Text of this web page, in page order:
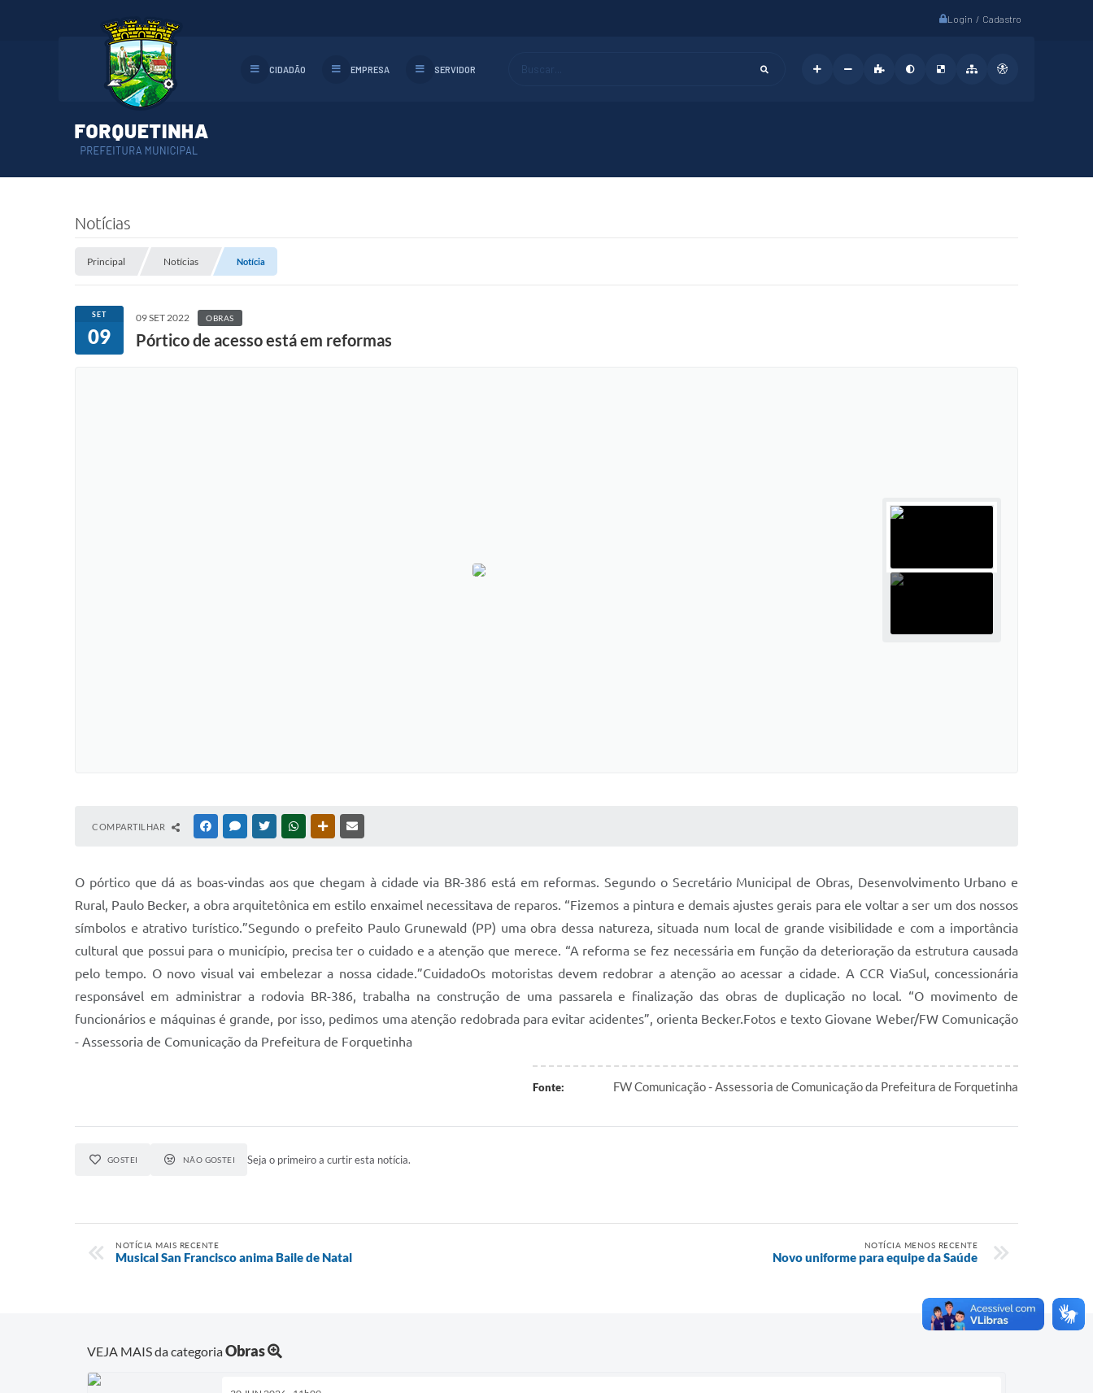
Login / Cadastro
Buscar...
CIDADÃO EMPRESA SERVIDOR
Notícias
Principal Notícias Notícia
SET
09
09 SET 2022 OBRAS
Pórtico de acesso está em reformas
COMPARTILHAR FACEBOOKMESSENGER
TWITTERWHATSAPPOUTRAS MÍDIAS
O pórtico que dá as boas-vindas aos que chegam à cidade via BR-386 está em reformas. Segundo o Secretário Municipal de Obras, Desenvolvimento Urbano e
Rural, Paulo Becker, a obra arquitetônica em estilo enxaimel necessitava de reparos. “Fizemos a pintura e demais ajustes gerais para ele voltar a ser um dos nossos
símbolos e atrativo turístico.”Segundo o prefeito Paulo Grunewald (PP) uma obra dessa natureza, situada num local de grande visibilidade e com a importância
cultural que possui para o município, precisa ter o cuidado e a atenção que merece. “A reforma se fez necessária em função da deterioração da estrutura causada
pelo tempo. O novo visual vai embelezar a nossa cidade.”CuidadoOs motoristas devem redobrar a atenção ao acessar a cidade. A CCR ViaSul, concessionária
responsável em administrar a rodovia BR-386, trabalha na construção de uma passarela e finalização das obras de duplicação no local. “O movimento de
funcionários e máquinas é grande, por isso, pedimos uma atenção redobrada para evitar acidentes”, orienta Becker.Fotos e texto Giovane Weber/FW Comunicação
- Assessoria de Comunicação da Prefeitura de Forquetinha
Fonte: FW Comunicação - Assessoria de Comunicação da Prefeitura de Forquetinha
GOSTEI NÃO GOSTEI Seja o primeiro a curtir esta notícia.
NOTÍCIA MAIS RECENTE
Musical San Francisco anima Baile de Natal
NOTÍCIA MENOS RECENTE
Novo uniforme para equipe da Saúde
VEJA MAIS da categoriaObras